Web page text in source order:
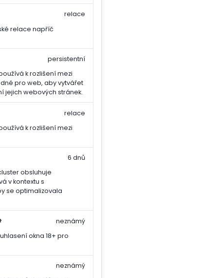
relace napříč
relace
k rozlišení mezi
pro web, aby vytvářet
jejich webových stránek.
persistentní
k rozlišení mezi
relace
obsluhuje
v kontextu s
se optimalizovala
6 dnů
okna 18+ pro
neznámý
neznámý